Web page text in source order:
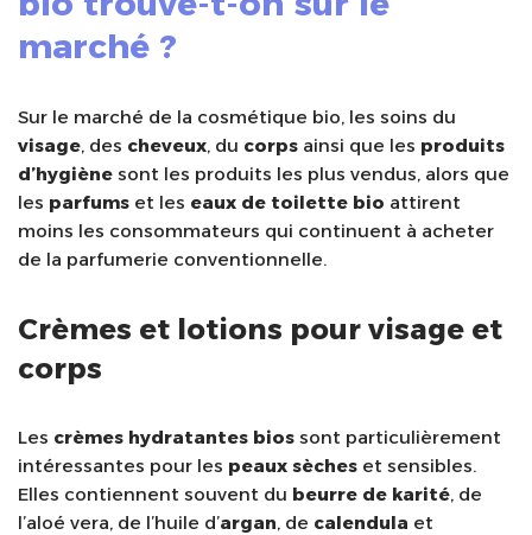
marché ?
Sur le marché de la cosmétique bio, les soins du
visage, des cheveux, du corps ainsi que les produits
d’hygiène sont les produits les plus vendus, alors que
les parfums et les eaux de toilette bio attirent
moins les consommateurs qui continuent à acheter
de la parfumerie conventionnelle.
Crèmes et lotions pour visage et
corps
Les crèmes hydratantes bios sont particulièrement
intéressantes pour les peaux sèches et sensibles.
Elles contiennent souvent du beurre de karité, de
l’aloé vera, de l’huile d’argan, de calendula et